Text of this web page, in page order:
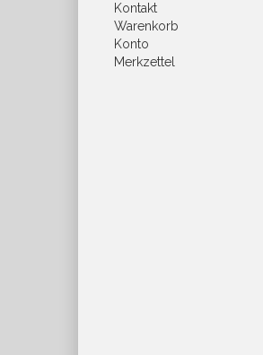
Kontakt
Warenkorb
Konto
Merkzettel